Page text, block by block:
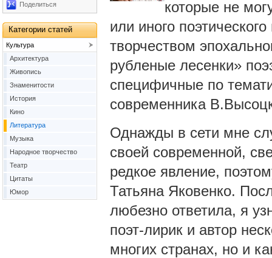
которые не
или иного
творчеством
рубленые лесенки»
специфичные по
современника
Однажды в сети мне
своей современной,
редкое явление,
Татьяна Яковенко.
любезно ответила, я
поэт-лирик и автор
многих странах, но и
Поделиться
Категории статей
Культура
Архитектура
Живопись
Знаменитости
История
Кино
Литература
Музыка
Народное творчество
Театр
Цитаты
Юмор